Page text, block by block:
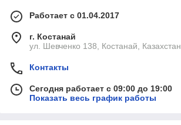
Работает с 01.04.2017
г. Костанай
ул. Шевченко 138, Костанай, Казахстан
Контакты
Сегодня работает с 09:00 до 19:00
Показать весь график работы